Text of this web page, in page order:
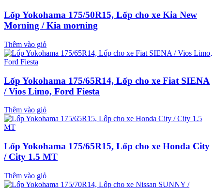
Lốp Yokohama 175/50R15, Lốp cho xe Kia New
Morning / Kia morning
Thêm vào giỏ
Lốp Yokohama 175/65R14, Lốp cho xe Fiat SIENA
/ Vios Limo, Ford Fiesta
Thêm vào giỏ
Lốp Yokohama 175/65R15, Lốp cho xe Honda City
/ City 1.5 MT
Thêm vào giỏ